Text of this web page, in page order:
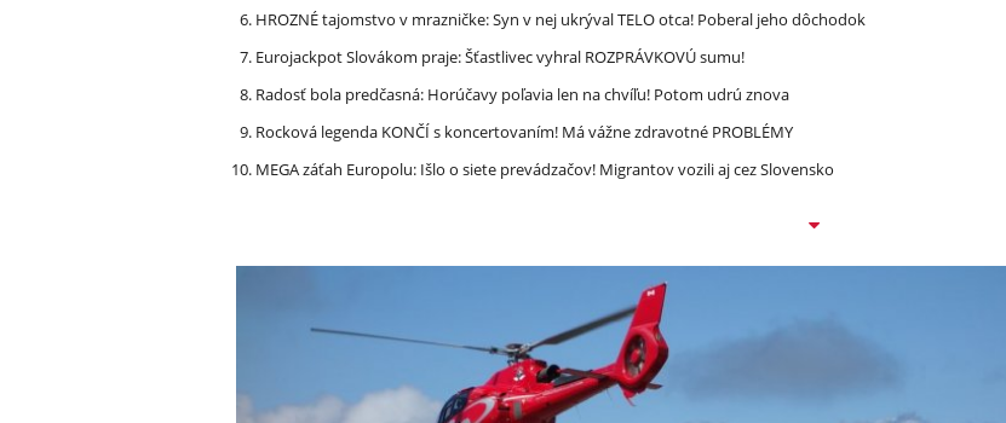
HROZNÉ tajomstvo v mrazničke: Syn v nej ukrýval TELO otca! Poberal jeho dôchodok
Eurojackpot Slovákom praje: Šťastlivec vyhral ROZPRÁVKOVÚ sumu!
Radosť bola predčasná: Horúčavy poľavia len na chvíľu! Potom udrú znova
Rocková legenda KONČÍ s koncertovaním! Má vážne zdravotné PROBLÉMY
MEGA záťah Europolu: Išlo o siete prevádzačov! Migrantov vozili aj cez Slovensko